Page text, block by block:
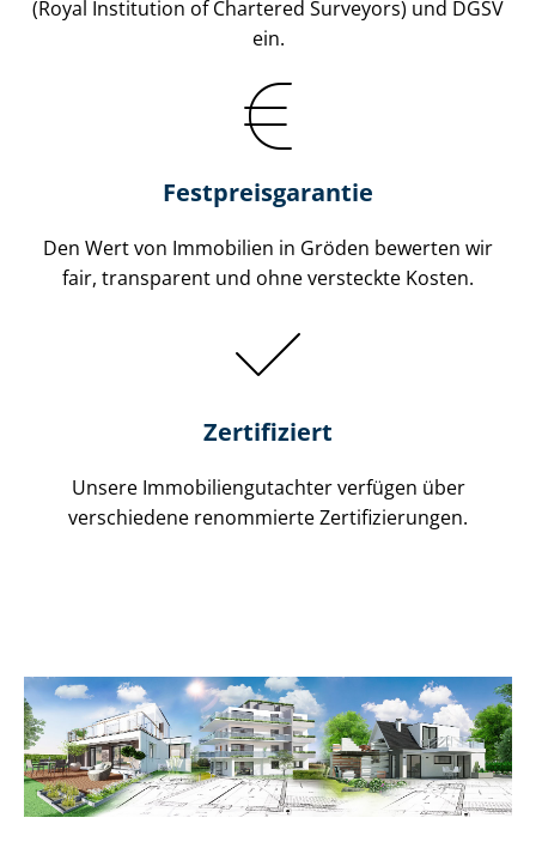
(Royal Institution of Chartered Surveyors) und DGSV
ein.
Festpreis​garantie
Den Wert von Immobilien in Gröden bewerten wir
fair, transparent und ohne versteckte Kosten.
Zertifiziert
Unsere Immobilien­gutachter verfügen über
verschiedene renommierte Zer­ti­fi­zie­run­gen.